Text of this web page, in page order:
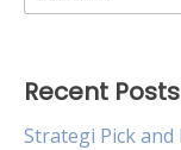
for:
Recent Posts
Strategi Pick